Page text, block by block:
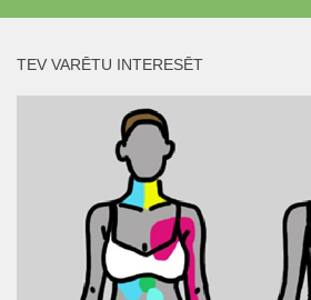
TEV VARĒTU INTERESĒT